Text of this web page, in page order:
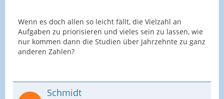
Wenn es doch allen so leicht fällt, die Vielzahl an
Aufgaben zu priorisieren und vieles sein zu lassen, wie
nur kommen dann die Studien über Jahrzehnte zu ganz
anderen Zahlen?
Schmidt